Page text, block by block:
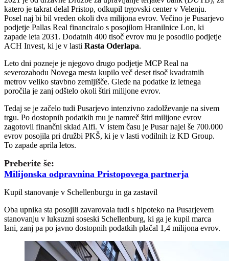
katero je takrat delal Pristop, odkupil trgovski center v Velenju.
Posel naj bi bil vreden okoli dva milijona evrov. Večino je Pusarjevo
podjetje Pallas Real financiralo s posojilom Hranilnice Lon, ki
zapade leta 2031. Dodatnih 400 tisoč evrov mu je posodilo podjetje
ACH Invest, ki je v lasti Rasta Oderlapa.
Leto dni pozneje je njegovo drugo podjetje MCP Real na
severozahodu Novega mesta kupilo več deset tisoč kvadratnih
metrov veliko stavbno zemljišče. Glede na podatke iz letnega
poročila je zanj odštelo okoli štiri milijone evrov.
Tedaj se je začelo tudi Pusarjevo intenzivno zadolževanje na sivem
trgu. Po dostopnih podatkih mu je namreč štiri milijone evrov
zagotovil finančni sklad Alfi. V istem času je Pusar najel še 700.000
evrov posojila pri družbi PKŠ, ki je v lasti vodilnih iz KD Group.
To zapade aprila letos.
Preberite še:
Milijonska odpravnina Pristopovega partnerja
Kupil stanovanje v Schellenburgu in ga zastavil
Oba upnika sta posojili zavarovala tudi s hipoteko na Pusarjevem
stanovanju v luksuzni soseski Schellenburg, ki ga je kupil marca
lani, zanj pa po javno dostopnih podatkih plačal 1,4 milijona evrov.